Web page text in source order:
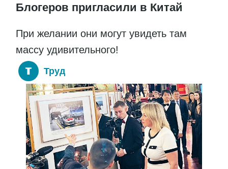
Блогеров пригласили в Китай
При желании они могут увидеть там
массу удивительного!
Труд